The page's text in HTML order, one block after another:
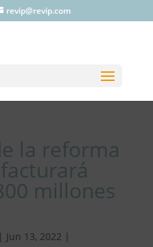
revip@revip.com
la reforma
millones
| Jun 13, 2022 |